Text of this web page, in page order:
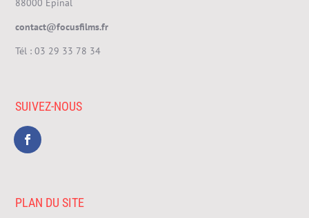
88000 Epinal
contact@focusfilms.fr
Tél :03 29 33 78 34
SUIVEZ-NOUS
PLAN DU SITE